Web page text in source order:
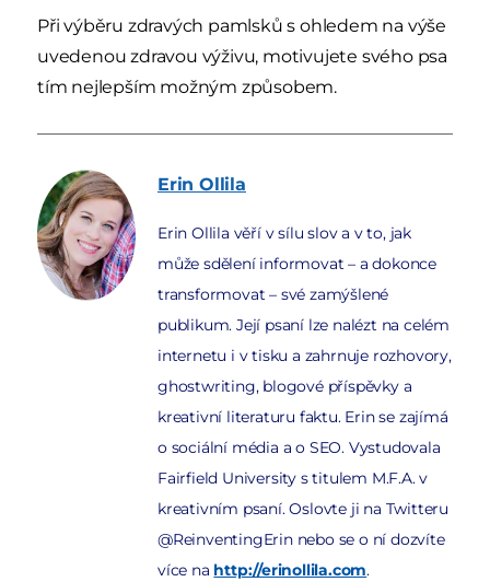
Při výběru zdravých pamlsků s ohledem na výše
uvedenou zdravou výživu, motivujete svého psa
tím nejlepším možným způsobem.
Erin Ollila
Erin Ollila věří v sílu slov a v to, jak
může sdělení informovat – a dokonce
transformovat – své zamýšlené
publikum. Její psaní lze nalézt na celém
internetu i v tisku a zahrnuje rozhovory,
ghostwriting, blogové příspěvky a
kreativní literaturu faktu. Erin se zajímá
o sociální média a o SEO. Vystudovala
Fairfield University s titulem M.F.A. v
kreativním psaní. Oslovte ji na Twitteru
@ReinventingErin nebo se o ní dozvíte
více na http://erinollila.com.